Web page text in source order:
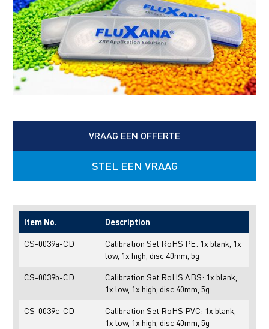
VRAAG EEN OFFERTE
STEL EEN VRAAG
Item No. Description
CS-0039a-CD
Calibration Set RoHS PE: 1x blank, 1x
low, 1x high, disc 40mm, 5g
CS-0039b-CD
Calibration Set RoHS ABS: 1x blank,
1x low, 1x high, disc 40mm, 5g
CS-0039c-CD
Calibration Set RoHS PVC: 1x blank,
1x low, 1x high, disc 40mm, 5g